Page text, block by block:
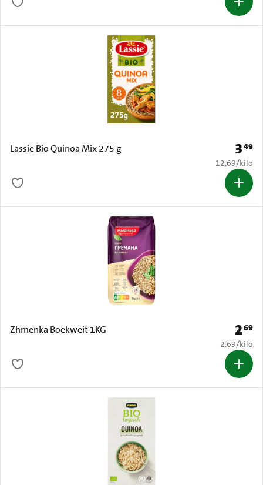
Lassie Bio Quinoa Mix 275 g Prijs:
349
€ 12,69 per
12,69/kilo
Zhmenka Boekweit 1KG Prijs:
269
€ 2,69 per
2,69/kilo